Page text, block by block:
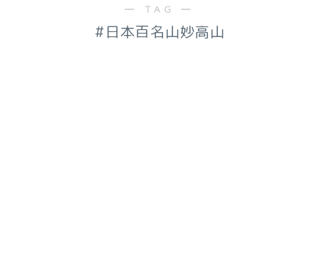
― TAG ―
#日本百名山妙高山